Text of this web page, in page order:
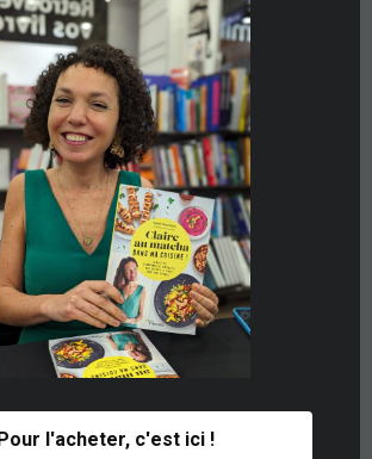
c'est prêt! Tout simple et très bon!
Pour l'acheter, c'est ici !